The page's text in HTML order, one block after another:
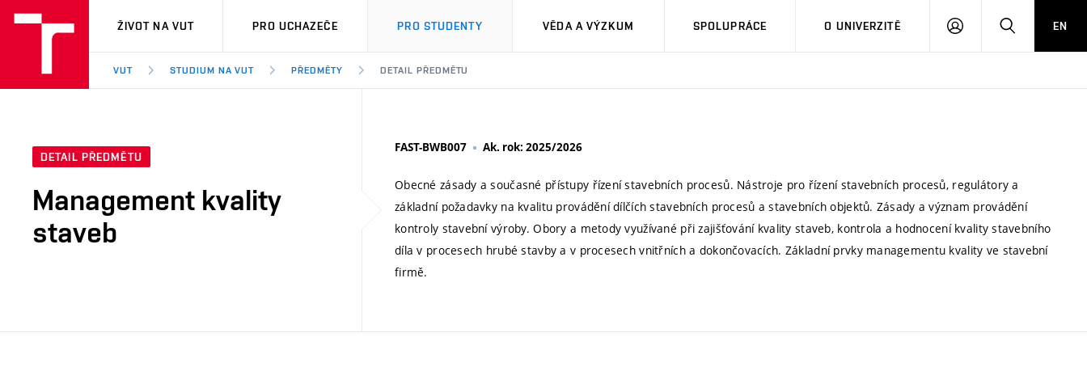
VUT
ŽIVOT NA VUT PRO UCHAZEČE PRO STUDENTY VĚDA A VÝZKUM SPOLUPRÁCE O UNIVERZITĚ
PŘIHLÁSIT HLEDATEN
VUT STUDIUM NA VUT PŘEDMĚTY DETAIL PŘEDMĚTU
DETAIL PŘEDMĚTU
Management kvality
staveb
FAST-BWB007 Ak. rok: 2025/2026
Obecné zásady a současné přístupy řízení stavebních procesů. Nástroje pro řízení stavebních procesů, regulátory a
základní požadavky na kvalitu provádění dílčích stavebních procesů a stavebních objektů. Zásady a význam provádění
kontroly stavební výroby. Obory a metody využívané při zajišťování kvality staveb, kontrola a hodnocení kvality stavebního
díla v procesech hrubé stavby a v procesech vnitřních a dokončovacích. Základní prvky managementu kvality ve stavební
firmě.